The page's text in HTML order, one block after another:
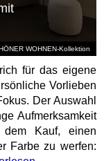
WOHNEN-Kollektion
für das eigene
Vorlieben
Der Auswahl
Aufmerksamkeit
Kauf, einen
Farbe zu werfen: